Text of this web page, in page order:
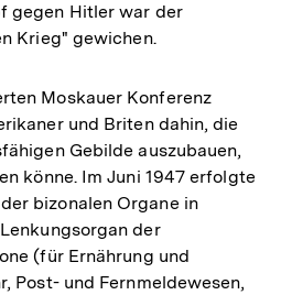
gegen Hitler war der
Krieg" gewichen.
Moskauer Konferenz
und Briten dahin, die
Gebilde auszubauen,
könne. Im Juni 1947 erfolgte
bizonalen Organe in
der
(für Ernährung und
Post- und Fernmeldewesen,